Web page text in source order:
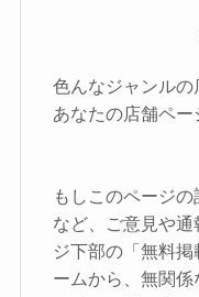
色んなジャンルの
あなたの店舗ペ
もしこのページ
など、ご意見や
ジ下部の「無料
ームから、無関